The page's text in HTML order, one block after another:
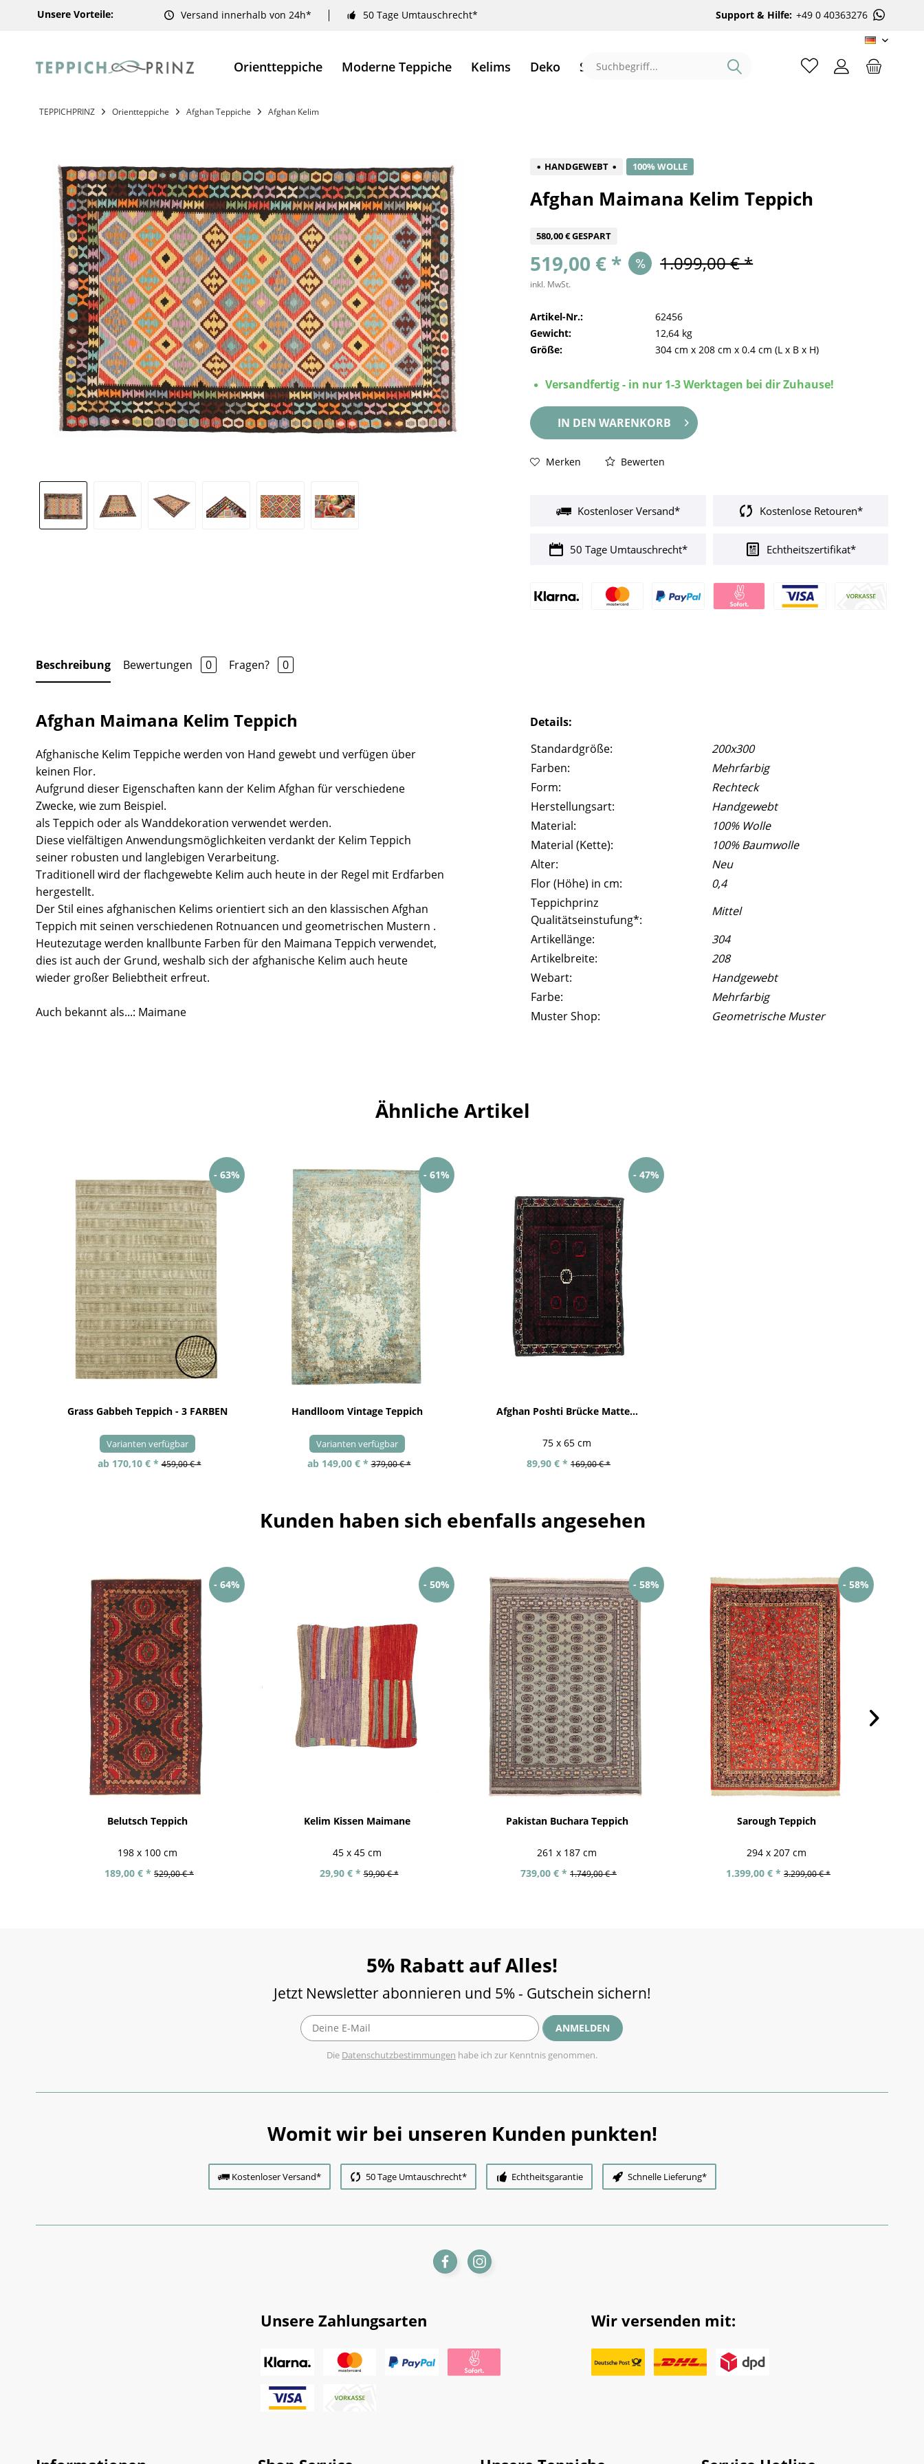
Unsere Vorteile: Versand innerhalb von 24h* 50 Tage Umtauschrecht* Support & Hilfe: +49 0 40363276
DE
Orientteppiche Moderne Teppiche Kelims Deko Sale %
TEPPICHPRINZ Orientteppiche Afghan Teppiche Afghan Kelim
HANDGEWEBT 100% WOLLE
Afghan Maimana Kelim Teppich
580,00 € GESPART
519,00 € * 1.099,00 € *
inkl. MwSt.
Artikel-Nr.:
62456
Gewicht:
12,64 kg
Größe:
304 cm x208 cm x0.4 cm (L x B x H)
Versandfertig - in nur 1-3 Werktagen bei dir Zuhause!
IN DEN WARENKORB
Merken Bewerten
Kostenloser Versand* Kostenlose Retouren*
50 Tage Umtauschrecht* Echtheitszertifikat*
Beschreibung Bewertungen 0 Fragen? 0
Afghan Maimana Kelim Teppich
Afghanische Kelim Teppiche werden von Hand gewebt und verfügen über
keinen Flor.
Aufgrund dieser Eigenschaften kann der Kelim Afghan für verschiedene
Zwecke, wie zum Beispiel.
als Teppich oder als Wanddekoration verwendet werden.
Diese vielfältigen Anwendungsmöglichkeiten verdankt der Kelim Teppich
seiner robusten und langlebigen Verarbeitung.
Traditionell wird der flachgewebte Kelim auch heute in der Regel mit Erdfarben
hergestellt.
Der Stil eines afghanischen Kelims orientiert sich an den klassischen Afghan
Teppich mit seinen verschiedenen Rotnuancen und geometrischen Mustern .
Heutezutage werden knallbunte Farben für den Maimana Teppich verwendet,
dies ist auch der Grund, weshalb sich der afghanische Kelim auch heute
wieder großer Beliebtheit erfreut.
Auch bekannt als...: Maimane
Details:
Standardgröße:
200x300
Farben:
Mehrfarbig
Form:
Rechteck
Herstellungsart:
Handgewebt
Material:
100% Wolle
Material (Kette):
100% Baumwolle
Alter:
Neu
Flor (Höhe) in cm:
0,4
Teppichprinz
Qualitätseinstufung*:
Mittel
Artikellänge:
304
Artikelbreite:
208
Webart:
Handgewebt
Farbe:
Mehrfarbig
Muster Shop:
Geometrische Muster
Ähnliche Artikel
- 63%
Grass Gabbeh Teppich - 3 FARBEN
Varianten verfügbar
ab 170,10 € * 459,00 € *
- 61%
Handlloom Vintage Teppich
Varianten verfügbar
ab 149,00 € * 379,00 € *
- 47%
Afghan Poshti Brücke Matte...
75 x 65 cm
89,90 € * 169,00 € *
Kunden haben sich ebenfalls angesehen
- 64%
Belutsch Teppich
198 x 100 cm
189,00 € * 529,00 € *
- 50%
Kelim Kissen Maimane
45 x 45 cm
29,90 € * 59,90 € *
- 58%
Pakistan Buchara Teppich
261 x 187 cm
739,00 € * 1.749,00 € *
- 58%
Sarough Teppich
294 x 207 cm
1.399,00 € * 3.299,00 € *
5% Rabatt auf Alles!
Jetzt Newsletter abonnieren und 5% - Gutschein sichern!
ANMELDEN
Die Datenschutzbestimmungen habe ich zur Kenntnis genommen.
Womit wir bei unseren Kunden punkten!
Kostenloser Versand* 50 Tage Umtauschrecht* Echtheitsgarantie Schnelle Lieferung*
Unsere Zahlungsarten Wir versenden mit: